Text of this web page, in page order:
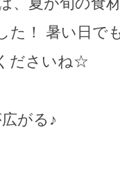
た！ 暑い日で
ださいね☆
がる♪